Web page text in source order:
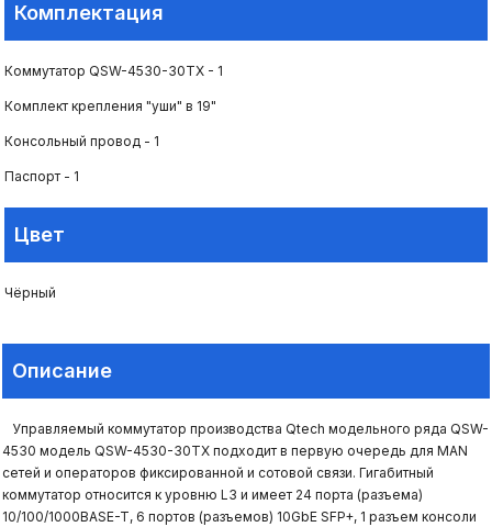
Комплектация
Коммутатор QSW-4530-30TX - 1
Комплект крепления "уши" в 19"
Консольный провод - 1
Паспорт - 1
Цвет
Чёрный
Описание
Управляемый коммутатор производства Qtech модельного ряда QSW-
4530 модель QSW-4530-30TX подходит в первую очередь для MAN
сетей и операторов фиксированной и сотовой связи. Гигабитный
коммутатор относится к уровню L3 и имеет 24 порта (разъема)
10/100/1000BASE-T, 6 портов (разъемов) 10GbE SFP+, 1 разъем консоли